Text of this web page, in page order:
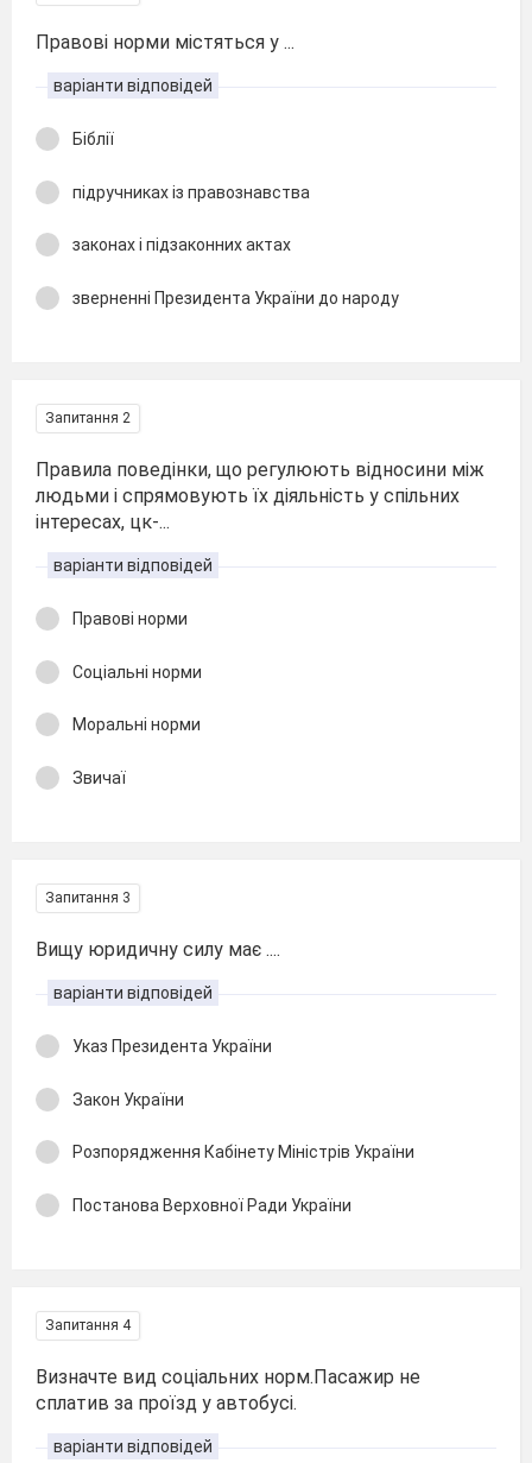
Правові норми містяться у ...
варіанти відповідей
Біблії
підручниках із правознавства
законах і підзаконних актах
зверненні Президента України до народу
Запитання 2
Правила поведінки, що регулюють відносини між
людьми і спрямовують їх діяльність у спільних
інтересах, цк-...
варіанти відповідей
Правові норми
Соціальні норми
Моральні норми
Звичаї
Запитання 3
Вищу юридичну силу має ....
варіанти відповідей
Указ Президента України
Закон України
Розпорядження Кабінету Міністрів України
Постанова Верховної Ради України
Запитання 4
Визначте вид соціальних норм.Пасажир не
сплатив за проїзд у автобусі.
варіанти відповідей